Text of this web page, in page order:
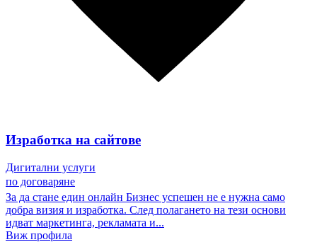
Изработка на сайтове
Дигитални услуги
по договаряне
За да стане един онлайн Бизнес успешен не е нужна само
добра визия и изработка. След полагането на тези основи
идват маркетинга, рекламата и...
Виж профила